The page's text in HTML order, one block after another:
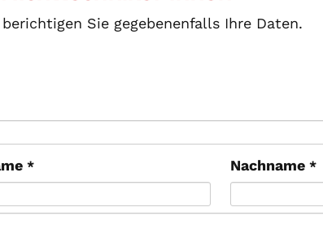
Sie gegebenenfalls Ihre Daten.
* Nachname *